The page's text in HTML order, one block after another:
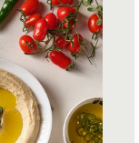
אין מוצרים
לחנות